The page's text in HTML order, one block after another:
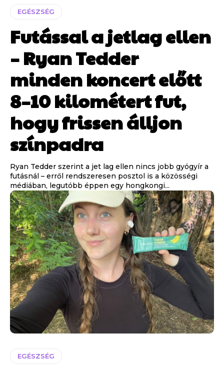
EGÉSZSÉG
Futással a jetlag ellen
– Ryan Tedder
minden koncert előtt
8–10 kilométert fut,
hogy frissen álljon
színpadra
Ryan Tedder szerint a jet lag ellen nincs jobb gyógyír a
futásnál – erről rendszeresen posztol is a közösségi
médiában, legutóbb éppen egy hongkongi...
EGÉSZSÉG